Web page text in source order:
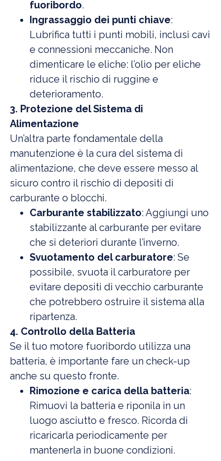
fuoribordo.
Ingrassaggio dei punti chiave:
Lubrifica tutti i punti mobili, inclusi cavi
e connessioni meccaniche. Non
dimenticare le eliche: l’olio per eliche
riduce il rischio di ruggine e
deterioramento.
3. Protezione del Sistema di
Alimentazione
Un’altra parte fondamentale della
manutenzione è la cura del sistema di
alimentazione, che deve essere messo al
sicuro contro il rischio di depositi di
carburante o blocchi.
Carburante stabilizzato: Aggiungi uno
stabilizzante al carburante per evitare
che si deteriori durante l’inverno.
Svuotamento del carburatore: Se
possibile, svuota il carburatore per
evitare depositi di vecchio carburante
che potrebbero ostruire il sistema alla
ripartenza.
4. Controllo della Batteria
Se il tuo motore fuoribordo utilizza una
batteria, è importante fare un check-up
anche su questo fronte.
Rimozione e carica della batteria:
Rimuovi la batteria e riponila in un
luogo asciutto e fresco. Ricorda di
ricaricarla periodicamente per
mantenerla in buone condizioni.